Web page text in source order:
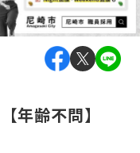
年齢不問】